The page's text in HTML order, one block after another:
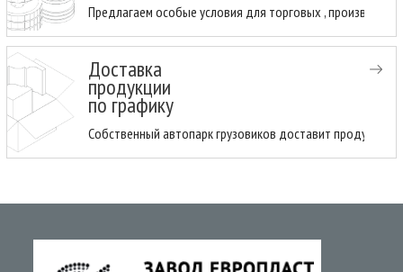
Предлагаем особые условия для торговых ,
Доставка
продукции
по графику
Собственный автопарк грузовиков доставит